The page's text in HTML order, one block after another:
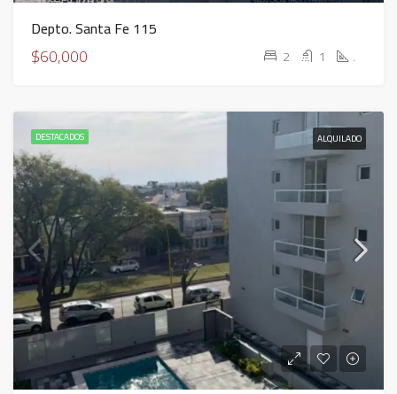
Depto. Santa Fe 115
$60,000 2 1 .
DESTACADOS ALQUILADO